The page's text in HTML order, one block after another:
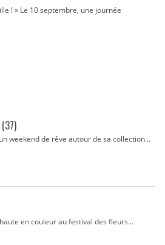
! » Le 10 septembre, une journée
weekend de rêve autour de sa collection...
en couleur au festival des fleurs...